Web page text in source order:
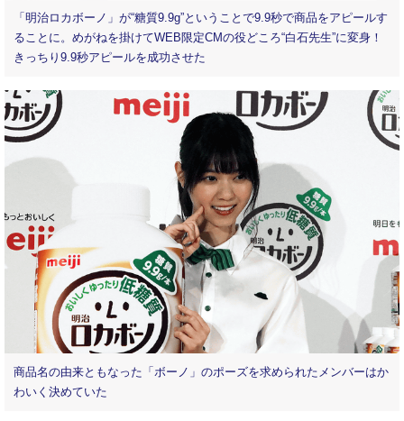
「明治ロカボーノ」が“糖質9.9g”ということで9.9秒で商品をアピールす
ることに。めがねを掛けてWEB限定CMの役どころ“白石先生”に変身！
きっちり9.9秒アピールを成功させた
商品名の由来ともなった「ボーノ」のポーズを求められたメンバーはか
わいく決めていた